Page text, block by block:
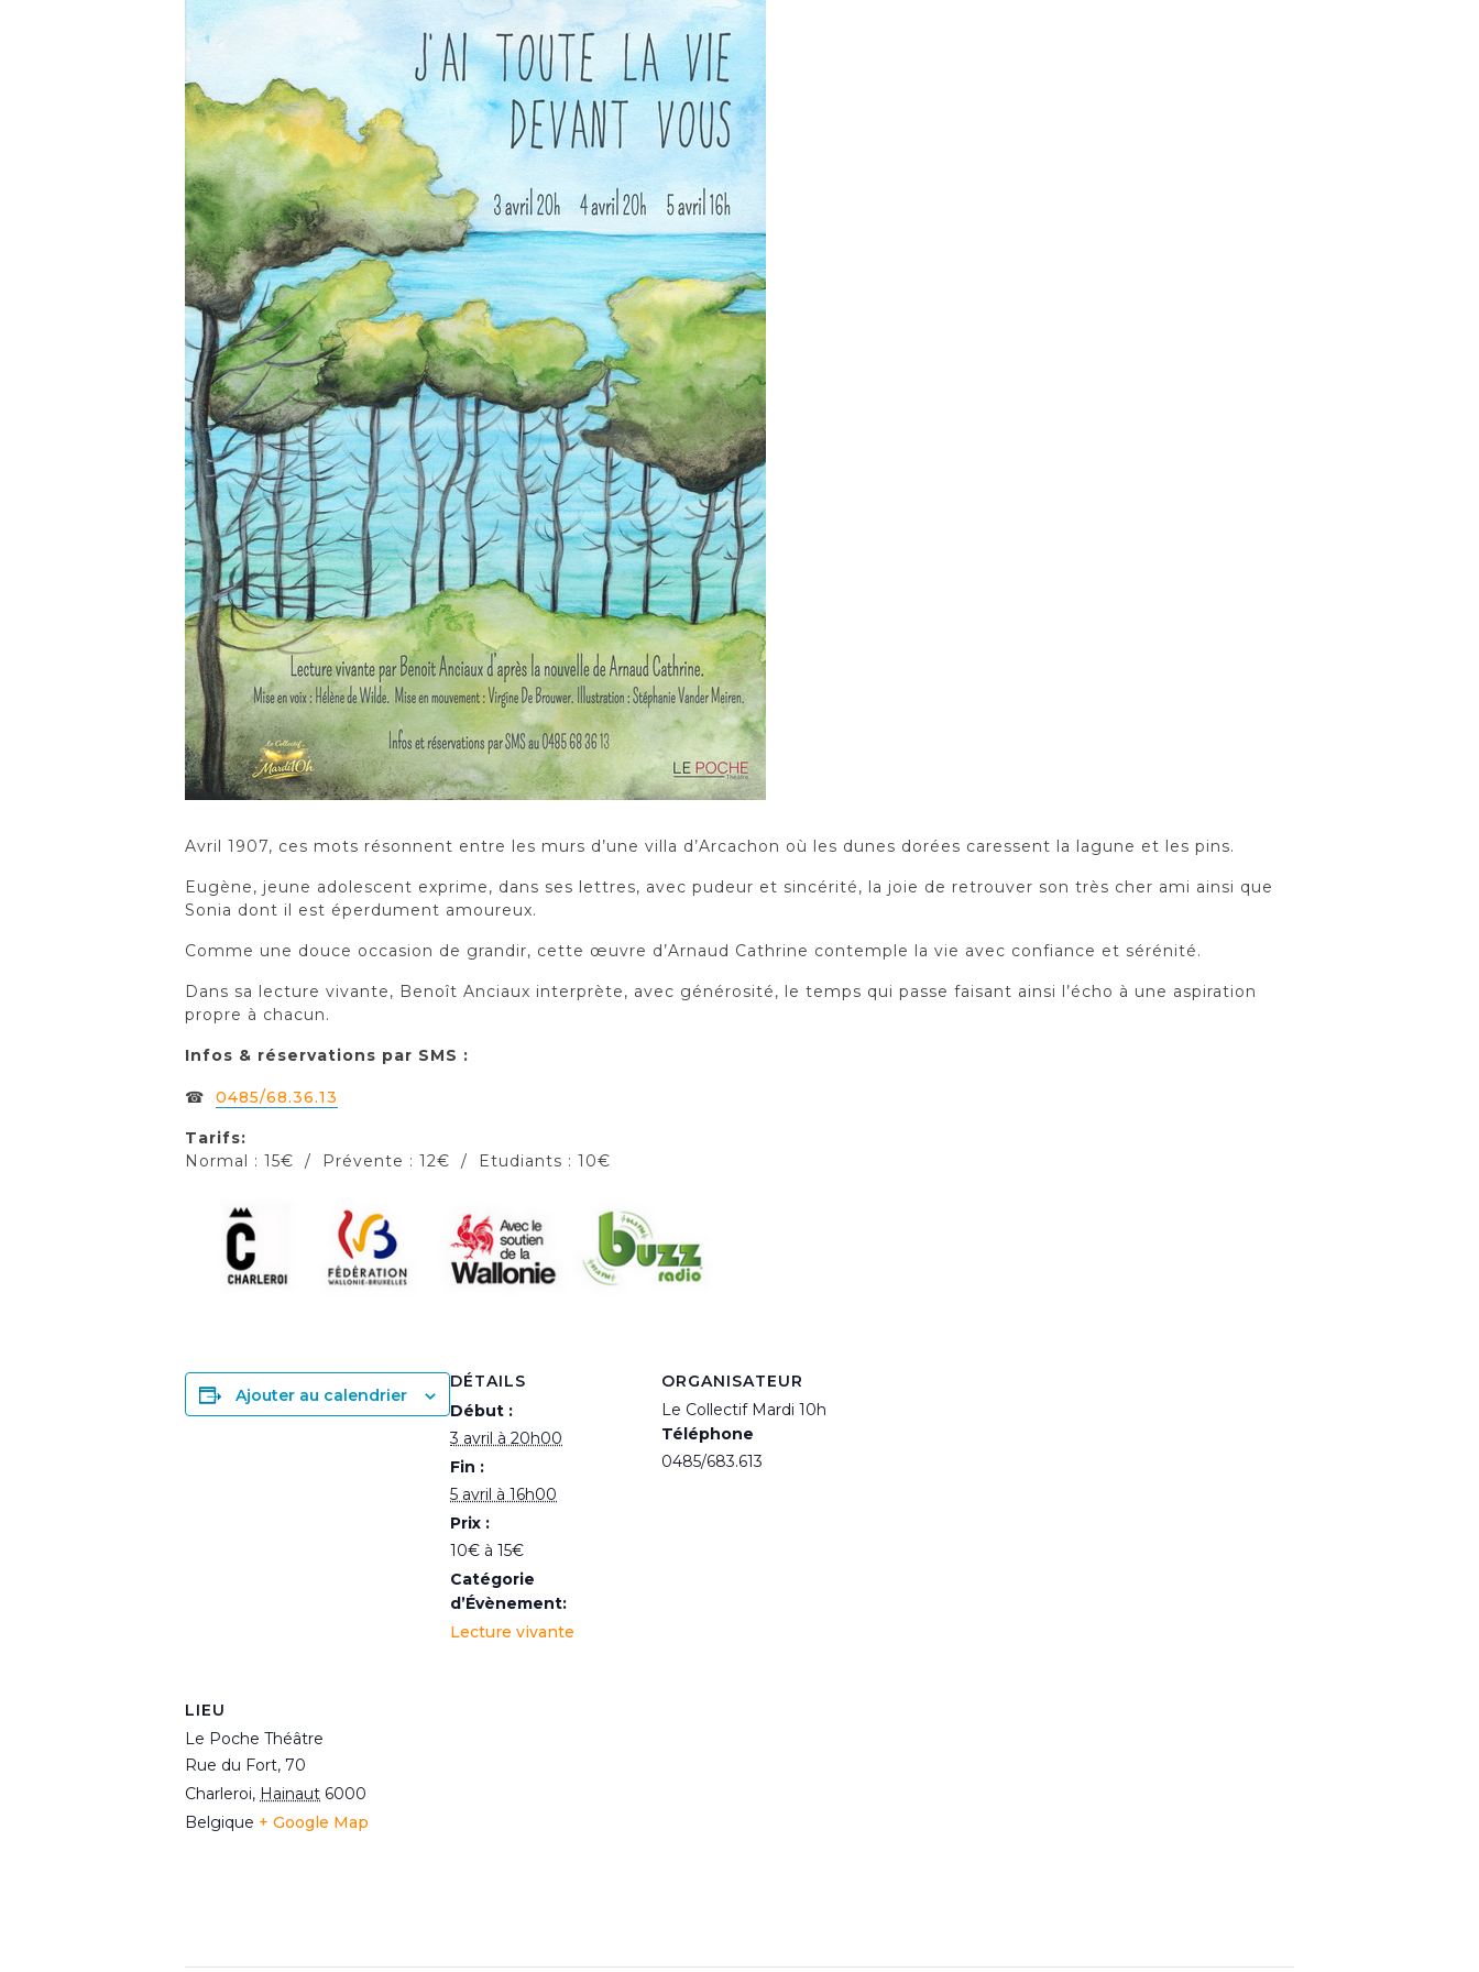
Avril 1907, ces mots résonnent entre les murs d’une villa d’Arcachon où les dunes dorées caressent la lagune et les pins.
Eugène, jeune adolescent exprime, dans ses lettres, avec pudeur et sincérité, la joie de retrouver son très cher ami ainsi que
Sonia dont il est éperdument amoureux.
Comme une douce occasion de grandir, cette œuvre d’Arnaud Cathrine contemple la vie avec confiance et sérénité.
Dans sa lecture vivante, Benoît Anciaux interprète, avec générosité, le temps qui passe faisant ainsi l’écho à une aspiration
propre à chacun.
Infos & réservations par SMS :
☎ 0485/68.36.13
Tarifs:
Normal : 15€ / Prévente : 12€ / Etudiants : 10€
Ajouter au calendrier
DÉTAILS
Début :
3 avril à 20h00
Fin :
5 avril à 16h00
Prix :
10€ à 15€
Catégorie
d’Évènement:
Lecture vivante
ORGANISATEUR
Le Collectif Mardi 10h
Téléphone
0485/683.613
LIEU
Le Poche Théâtre
Rue du Fort, 70
Charleroi, Hainaut 6000
Belgique + Google Map